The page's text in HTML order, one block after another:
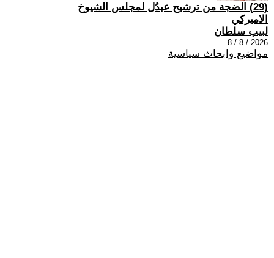
(29) الضجة من ترشيح عبدُل لمجلس الشيوخ
الاميركي
لبيب سلطان
2026 / 8 / 8
مواضيع وابحاث سياسية